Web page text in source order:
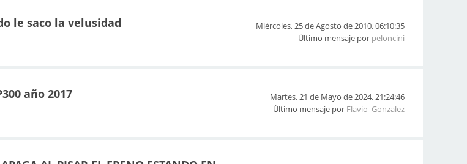
le saco la velusidad
Miércoles, 25 de Agosto de 2010, 06:10:35
Último mensaje por peloncini
año 2017
Martes, 21 de Mayo de 2024, 21:24:46
Último mensaje por Flavio_Gonzalez